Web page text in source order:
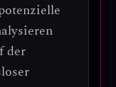
der